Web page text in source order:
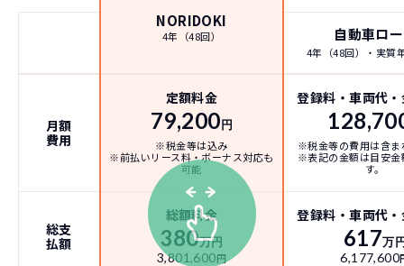
NORIDOKI
4年（48回） 自動車ロ
4年（48回）・実質
月額
費用
定額料金
79,200円
※税金等は込み
※前払いリース料・ボーナス対応も
可能
登録料・車両代
※税金等の費用は含ま
※表記の金額は目安金
す。
総支
払額
総額料金
380万円
3,801,600円
登録料・車両代
617万
6,177,600